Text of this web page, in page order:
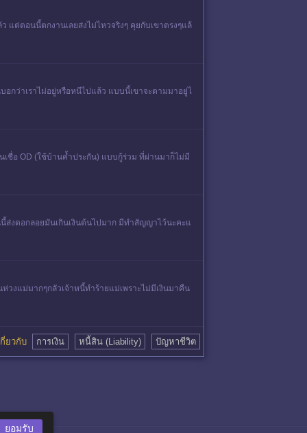
ต่ตอนนี้ตกงานเลยส่งไม่ไหว​จริงๆ​ คุยกับเขาตรงๆแล้
อกว่าเราไม่อยู่หรือหนีไปแล้ว แบบนี้เขาจะตามมาอยู่ไ
ชื่อ OD (ใช้บ้านค้ำประกัน) แบบกู้ร่วม ที่ผ่านมาก็ไม่มี
ส่งดอกลอยมันเกินเงินต้นไปมาก มีทำสัญญาไว้นะคะแ
งแม่มากๆกลัวเจ้าหนี้ทำร้ายแม่เพราะไม่มีเงินมาคืน
ยวกับ การเงิน หนี้สิน (Liability) ปัญหาชีวิต
ยอมรับ